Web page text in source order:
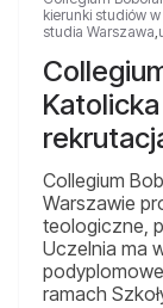
kierunki studiów
studia Warszawa,
Collegium
Warszawie
teologiczne,
Uczelnia ma
ramach